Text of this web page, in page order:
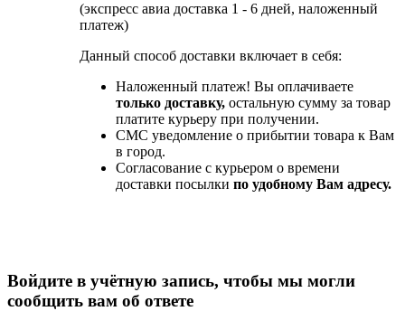
(экспресс авиа доставка 1 - 6 дней, наложенный
платеж)
Данный способ доставки включает в себя:
Наложенный платеж! Вы оплачиваете
только доставку, остальную сумму за товар
платите курьеру при получении.
СМС уведомление о прибытии товара к Вам
в город.
Согласование с курьером о времени
доставки посылки по удобному Вам адресу.
Войдите в учётную запись, чтобы мы могли
сообщить вам об ответе